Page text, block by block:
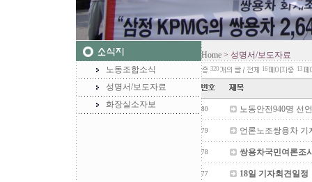
노동조합소식
성명서/보도자료
화장실소자보
Home > 성명서/보도자료
320 16 13
80 노동안전940명 선
79 언론노조쌍용차 기
78 쌍용차국민여론조
77 18일 기자회견일정